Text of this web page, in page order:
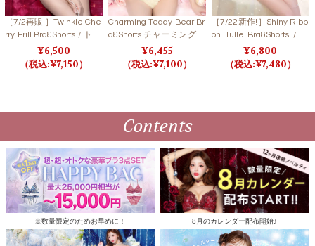
［7/2再販!］Twinkle Che
rry Frill Bra&Shorts / トゥ
インクルチェリーフリル
ブラ＆ショーツ
6,500
7,150
Charming Teddy Bear Br
a&Shorts チャーミングテ
ディベアブラ＆ショーツ
【LB5500】
6,455
7,100
［7/22新作!］Shiny Ribb
on Tulle Bra&Shorts / シ
ャイニーリボンチュール
ブラ＆ショーツ
6,800
7,480
Contents
※数量限定のためお早めに！ 8月のカレンダー配布開始♪